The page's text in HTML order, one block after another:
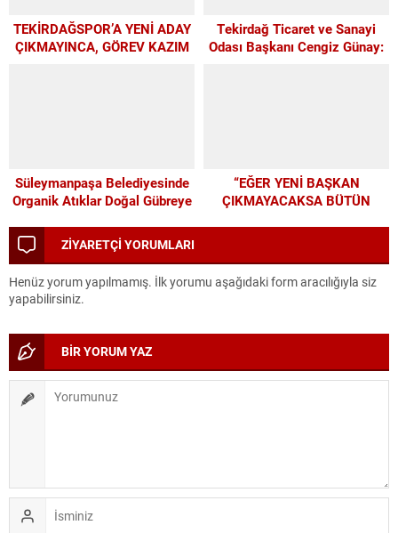
TEKİRDAĞSPOR’A YENİ ADAY
ÇIKMAYINCA, GÖREV KAZIM
Tekirdağ Ticaret ve Sanayi
Odası Başkanı Cengiz Günay:
Süleymanpaşa Belediyesinde
Organik Atıklar Doğal Gübreye
“EĞER YENİ BAŞKAN
ÇIKMAYACAKSA BÜTÜN
ZİYARETÇİ YORUMLARI
Henüz yorum yapılmamış. İlk yorumu aşağıdaki form aracılığıyla siz
yapabilirsiniz.
BİR YORUM YAZ